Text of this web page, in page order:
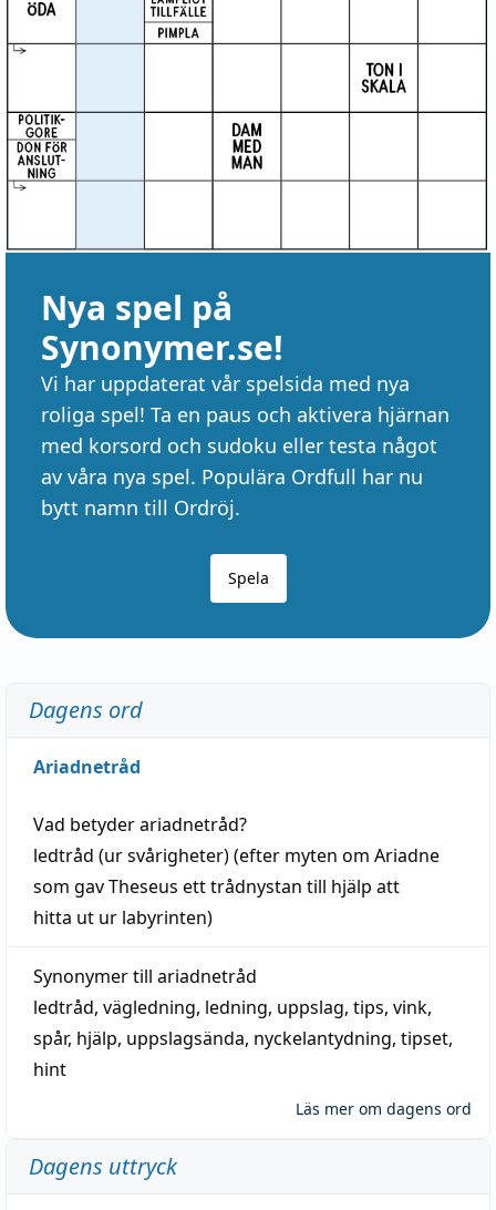
Nya spel på
Synonymer.se!
Vi har uppdaterat vår spelsida med nya
roliga spel! Ta en paus och aktivera hjärnan
med korsord och sudoku eller testa något
av våra nya spel. Populära Ordfull har nu
bytt namn till Ordröj.
Spela
Dagens ord
Ariadnetråd
Vad betyderariadnetråd?
ledtråd (ur svårigheter) (efter myten om Ariadne
som gav Theseus ett trådnystan till hjälp att
hitta ut ur labyrinten)
Synonymer till ariadnetråd
ledtråd, vägledning, ledning, uppslag, tips, vink,
spår, hjälp, uppslagsända, nyckelantydning, tipset,
hint
Läs mer om dagens ord
Dagens uttryck